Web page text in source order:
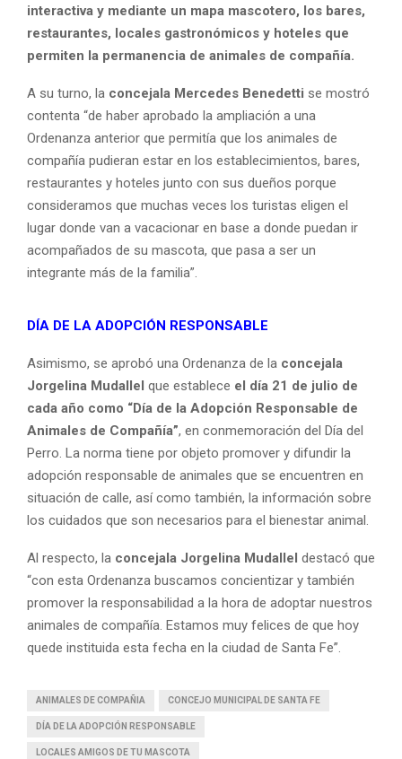
interactiva y mediante un mapa mascotero, los bares,
restaurantes, locales gastronómicos y hoteles que
permiten la permanencia de animales de compañía.
A su turno, la concejala Mercedes Benedetti se mostró
contenta “de haber aprobado la ampliación a una
Ordenanza anterior que permitía que los animales de
compañía pudieran estar en los establecimientos, bares,
restaurantes y hoteles junto con sus dueños porque
consideramos que muchas veces los turistas eligen el
lugar donde van a vacacionar en base a donde puedan ir
acompañados de su mascota, que pasa a ser un
integrante más de la familia”.
DÍA DE LA ADOPCIÓN RESPONSABLE
Asimismo, se aprobó una Ordenanza de la concejala
Jorgelina Mudallel que establece el día 21 de julio de
cada año como “Día de la Adopción Responsable de
Animales de Compañía”, en conmemoración del Día del
Perro. La norma tiene por objeto promover y difundir la
adopción responsable de animales que se encuentren en
situación de calle, así como también, la información sobre
los cuidados que son necesarios para el bienestar animal.
Al respecto, la concejala Jorgelina Mudallel destacó que
“con esta Ordenanza buscamos concientizar y también
promover la responsabilidad a la hora de adoptar nuestros
animales de compañía. Estamos muy felices de que hoy
quede instituida esta fecha en la ciudad de Santa Fe”.
ANIMALES DE COMPAÑIA CONCEJO MUNICIPAL DE SANTA FE
DÍA DE LA ADOPCIÓN RESPONSABLE
LOCALES AMIGOS DE TU MASCOTA